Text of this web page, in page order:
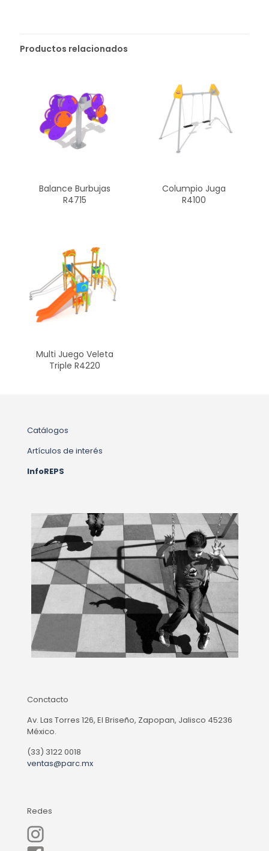
Productos relacionados
Balance Burbujas
R4715
Columpio Juga
R4100
Multi Juego Veleta
Triple R4220
Catálogos
Artículos de interés
InfoREPS
Conctacto
Av. Las Torres 126, El Briseño, Zapopan, Jalisco 45236
México.
(33) 3122 0018
ventas@parc.mx
Redes